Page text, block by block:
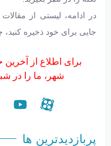
در ادامه، لیستی از مقالات
جایی برای خود ذخیره کنید،
برای اطلاع از
شهر، ما را در
پربازدیدترین ها